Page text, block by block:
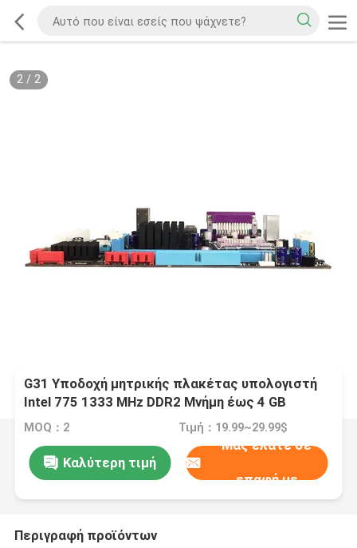
2/ 2
G31 Υποδοχή μητρικής πλακέτας υπολογιστή
Intel 775 1333 MHz DDR2 Μνήμη έως 4 GB
MOQ：2 Τιμή：19.99~29.99$
Καλύτερη τιμή
Μας ελάτε σε
επαφή με
Περιγραφή προϊόντων